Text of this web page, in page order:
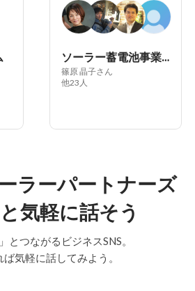
ソーラー蓄電池事業部
篠原 晶子さん
他23人
ラーパートナーズ
気軽に話そう
とつながるビジネスSNS。
気軽に話してみよう。